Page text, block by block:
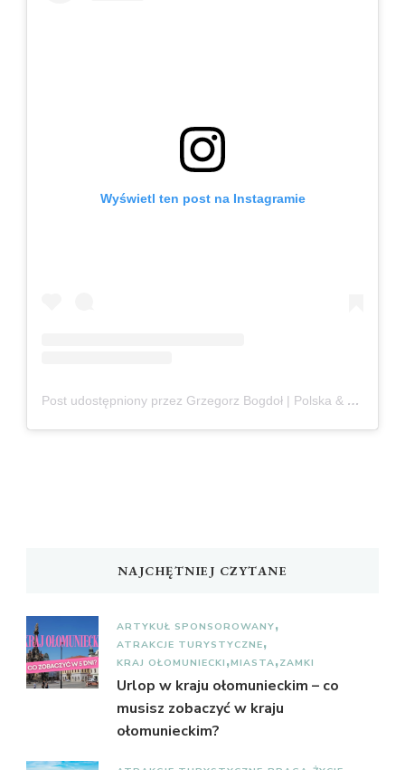
Wyświetl ten post na Instagramie
Post udostępniony przez Grzegorz Bogdoł | Polska & Czechy
NAJCHĘTNIEJ CZYTANE
ARTYKUŁ SPONSOROWANY
ATRAKCJE TURYSTYCZNE
KRAJ OŁOMUNIECKI MIASTA ZAMKI
Urlop w kraju ołomunieckim – co
musisz zobaczyć w kraju
ołomunieckim?